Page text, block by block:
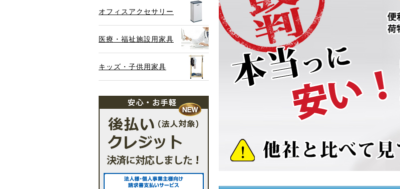
オフィスアクセサリー
医療・福祉施設用家具
キッズ・子供用家具